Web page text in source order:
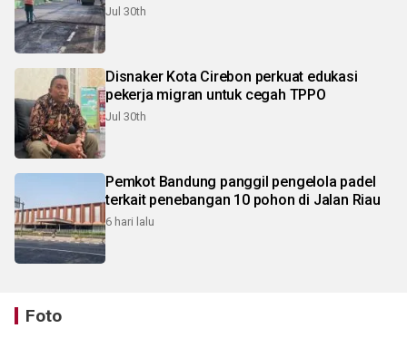
Jul 30th
Disnaker Kota Cirebon perkuat edukasi
pekerja migran untuk cegah TPPO
Jul 30th
Pemkot Bandung panggil pengelola padel
terkait penebangan 10 pohon di Jalan Riau
6 hari lalu
Foto